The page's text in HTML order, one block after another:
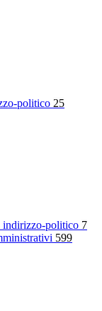
politico 25
indirizzo-politico 7
599